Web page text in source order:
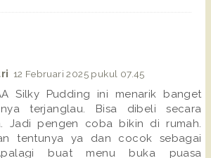
12 Februari 2025 pukul 07.45
Silky Pudding ini menarik banget
terjanglau. Bisa dibeli secara
Jadi pengen coba bikin di rumah.
tentunya ya dan cocok sebagai
buat menu buka puasa